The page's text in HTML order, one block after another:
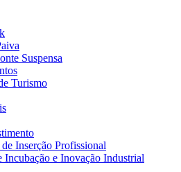
Suspensa
Turismo
Inserção Profissional
Incubação e Inovação Industrial